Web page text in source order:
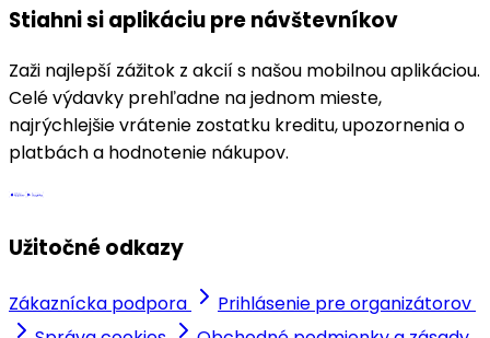
Stiahni si aplikáciu pre návštevníkov
Zaži najlepší zážitok z akcií s našou mobilnou aplikáciou.
Celé výdavky prehľadne na jednom mieste,
najrýchlejšie vrátenie zostatku kreditu, upozornenia o
platbách a hodnotenie nákupov.
Užitočné odkazy
Zákaznícka podpora
Prihlásenie pre organizátorov